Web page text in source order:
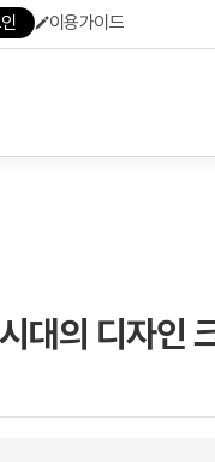
이용가이드
대의 디자인